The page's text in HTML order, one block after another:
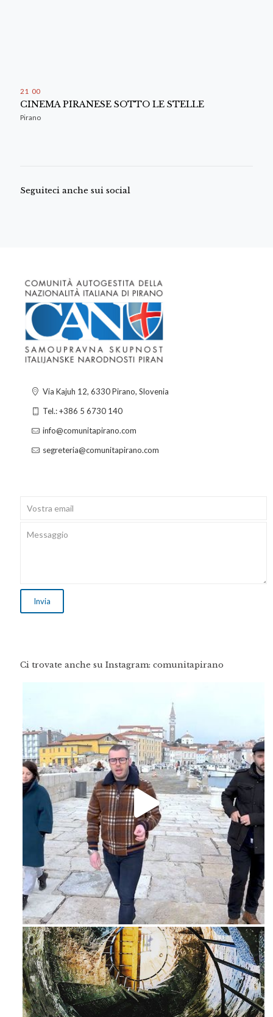
21 00
CINEMA PIRANESE SOTTO LE STELLE
Pirano
Seguiteci anche sui social
Via Kajuh 12, 6330 Pirano, Slovenia
Tel.: +386 5 6730 140
info@comunitapirano.com
segreteria@comunitapirano.com
Ci trovate anche su Instagram: comunitapirano
Feb 16